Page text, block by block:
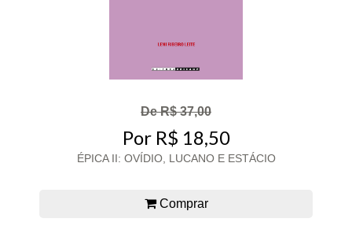
De R$ 37,00
Por R$ 18,50
ÉPICA II: OVÍDIO, LUCANO E ESTÁCIO
Comprar